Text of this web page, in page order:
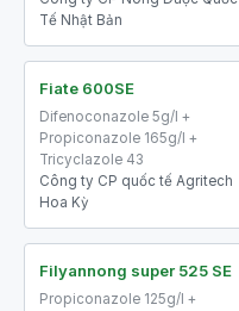
Tế Nhật Bản
Fiate 600SE
Difenoconazole 5g/l +
Propiconazole 165g/l +
Tricyclazole 43
Công ty CP quốc tế Agritech
Hoa Kỳ
Filyannong super 525 SE
Propiconazole 125g/l +